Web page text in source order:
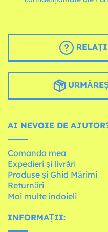
AI NEVOIE DE
Comanda mea
Expedieri și livrări
Produse și Ghid Mărimi
Returnări
Mai multe îndoieli
INFORMAȚII: